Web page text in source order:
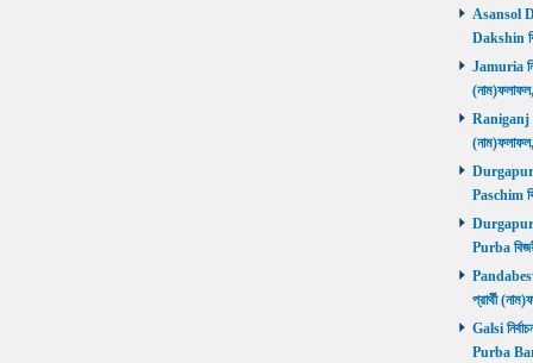
Asansol
Dakshin
Jamuria
Raniganj
Durgapur
Paschim
Durgapur
Purba
প্রার্থী
Galsi
Purba